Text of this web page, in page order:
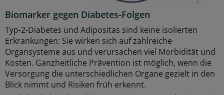
Biomarker gegen Diabetes-Folgen
Typ-2-Diabetes und Adipositas sind keine isolierten
Erkrankungen: Sie wirken sich auf zahlreiche
Organsysteme aus und verursachen viel Morbidität und
Kosten. Ganzheitliche Prävention ist möglich, wenn die
Versorgung die unterschiedlichen Organe gezielt in den
Blick nimmt und Risiken früh erkennt.